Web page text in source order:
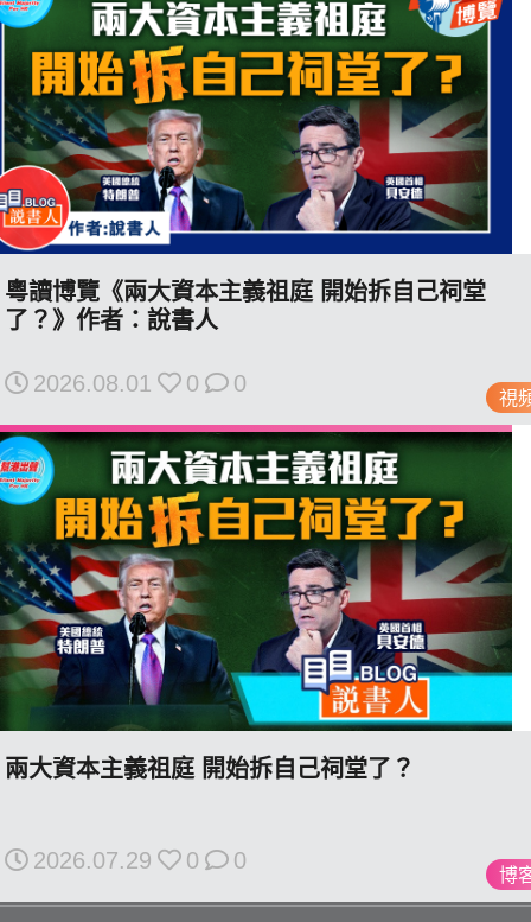
登記支持
聯絡我們
私
隱
政
及
免
責
聲
明
©
2018
Majority
All
reserved.
視
粵讀博覽《兩大資本主義祖庭 開始拆自己祠堂
了？》作者：說書人
2026.08.01 0 0
博
兩大資本主義祖庭 開始拆自己祠堂了？
2026.07.29 0 0